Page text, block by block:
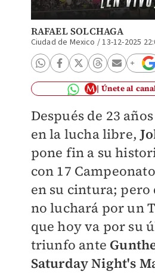
RAFAEL SOLCHAGA
Ciudad de Mexico /13-12-2025
Únete al
Después de 23
en la lucha libre,
pone fin a su
con 17
en su cintura; pero
no luchará por un
que hoy va por su
triunfo ante
Saturday Night's